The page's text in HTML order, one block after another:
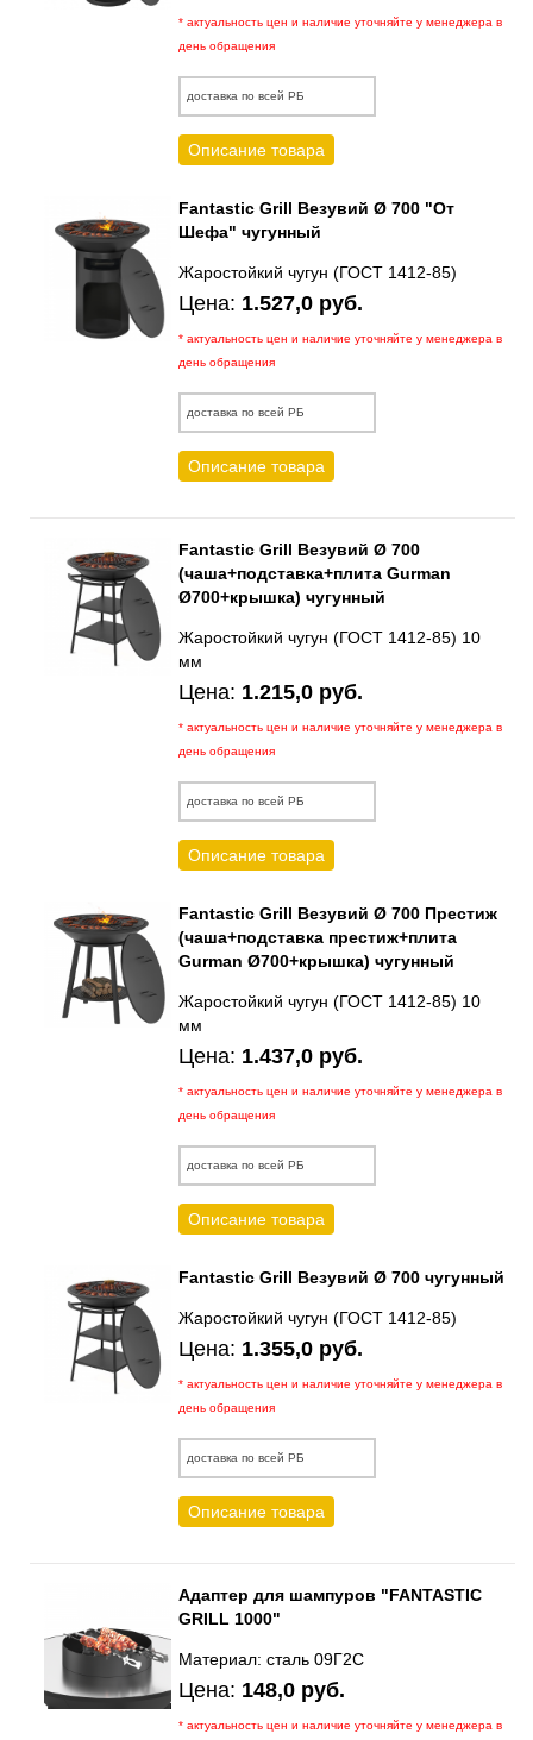
* актуальность цен и наличие уточняйте у менеджера в
день обращения
доставка по всей РБ
Описание товара
Fantastic Grill Везувий Ø 700 "От
Шефа" чугунный
Жаростойкий чугун (ГОСТ 1412-85)
Цена: 1.527,0 руб.
* актуальность цен и наличие уточняйте у менеджера в
день обращения
доставка по всей РБ
Описание товара
Fantastic Grill Везувий Ø 700
(чаша+подставка+плита Gurman
Ø700+крышка) чугунный
Жаростойкий чугун (ГОСТ 1412-85) 10
мм
Цена: 1.215,0 руб.
* актуальность цен и наличие уточняйте у менеджера в
день обращения
доставка по всей РБ
Описание товара
Fantastic Grill Везувий Ø 700 Престиж
(чаша+подставка престиж+плита
Gurman Ø700+крышка) чугунный
Жаростойкий чугун (ГОСТ 1412-85) 10
мм
Цена: 1.437,0 руб.
* актуальность цен и наличие уточняйте у менеджера в
день обращения
доставка по всей РБ
Описание товара
Fantastic Grill Везувий Ø 700 чугунный
Жаростойкий чугун (ГОСТ 1412-85)
Цена: 1.355,0 руб.
* актуальность цен и наличие уточняйте у менеджера в
день обращения
доставка по всей РБ
Описание товара
Адаптер для шампуров "FANTASTIC
GRILL 1000"
Материал: сталь 09Г2С
Цена: 148,0 руб.
* актуальность цен и наличие уточняйте у менеджера в